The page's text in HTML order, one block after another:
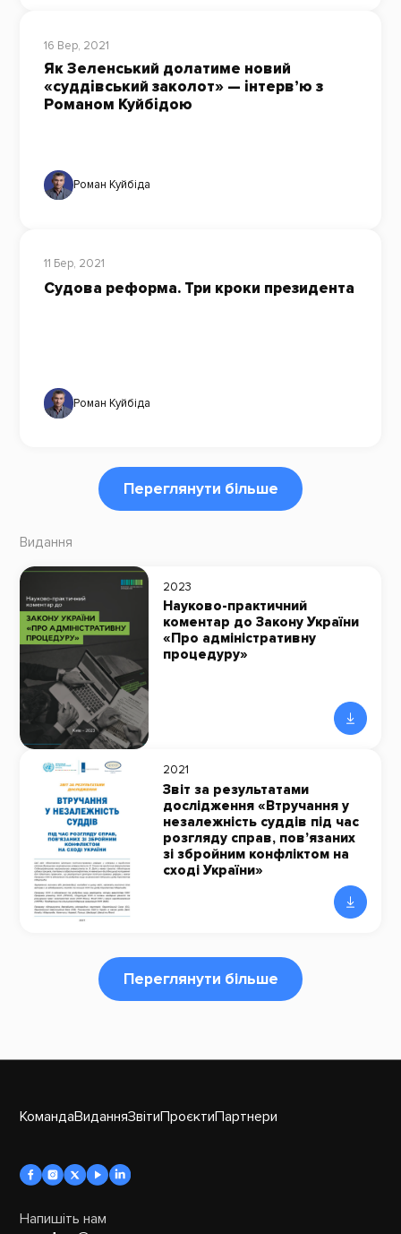
16 Вер, 2021
Як Зеленський долатиме новий
«суддівський заколот» — інтерв’ю з
Романом Куйбідою
Роман Куйбіда
11 Бер, 2021
Судова реформа. Три кроки президента
Роман Куйбіда
Переглянути більше
Видання
2023
Науково-практичний
коментар до Закону України
«Про адміністративну
процедуру»
2021
Звіт за результатами
дослідження «Втручання у
незалежність суддів під час
розгляду справ, пов’язаних
зі збройним конфліктом на
сході України»
Переглянути більше
КомандаВиданняЗвітиПроєктиПартнери
Напишіть нам